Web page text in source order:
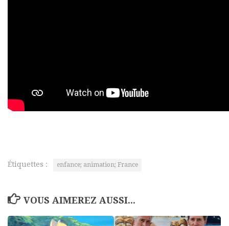
Étiquettes : enfance; animation; France
VOUS AIMEREZ AUSSI...